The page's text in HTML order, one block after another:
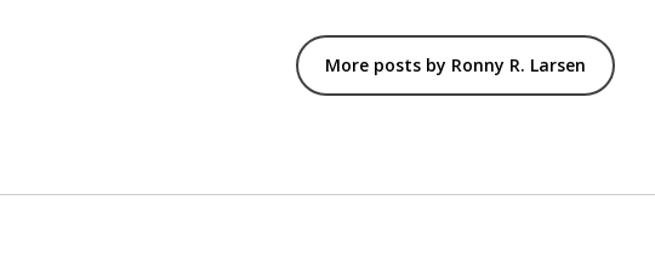
More posts by Ronny R. Larsen